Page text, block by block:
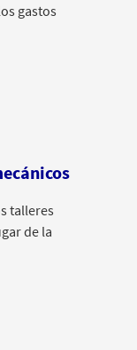
gastos
talleres
de la